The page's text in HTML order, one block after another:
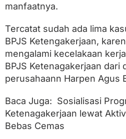
manfaatnya.
Tercatat sudah ada lima
BPJS Ketengakerjaan,
mengalami kecelakaan
BPJS Ketenagakerjaan dari
perusahaann Harpen Agus
Baca Juga: Sosialisasi
Ketenagakerjaan lewat
Bebas Cemas